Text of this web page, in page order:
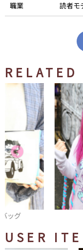
職業 読者モ
USER